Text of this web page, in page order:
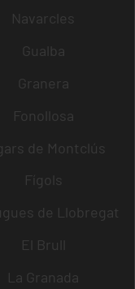
Navarcles
Gualba
Granera
Fonollosa
de Montclús
Fígols
de Llobregat
El Brull
La Granada